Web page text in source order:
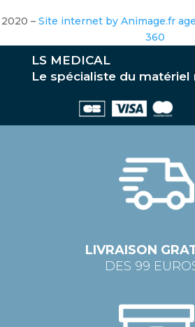
2020 – Site internet by Animage.fr
360
LS MEDICAL
Le spécialiste du matériel
LIVRAISON
DES 99